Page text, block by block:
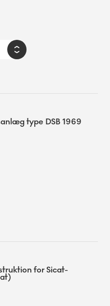
type DSB 1969
for Sicat-